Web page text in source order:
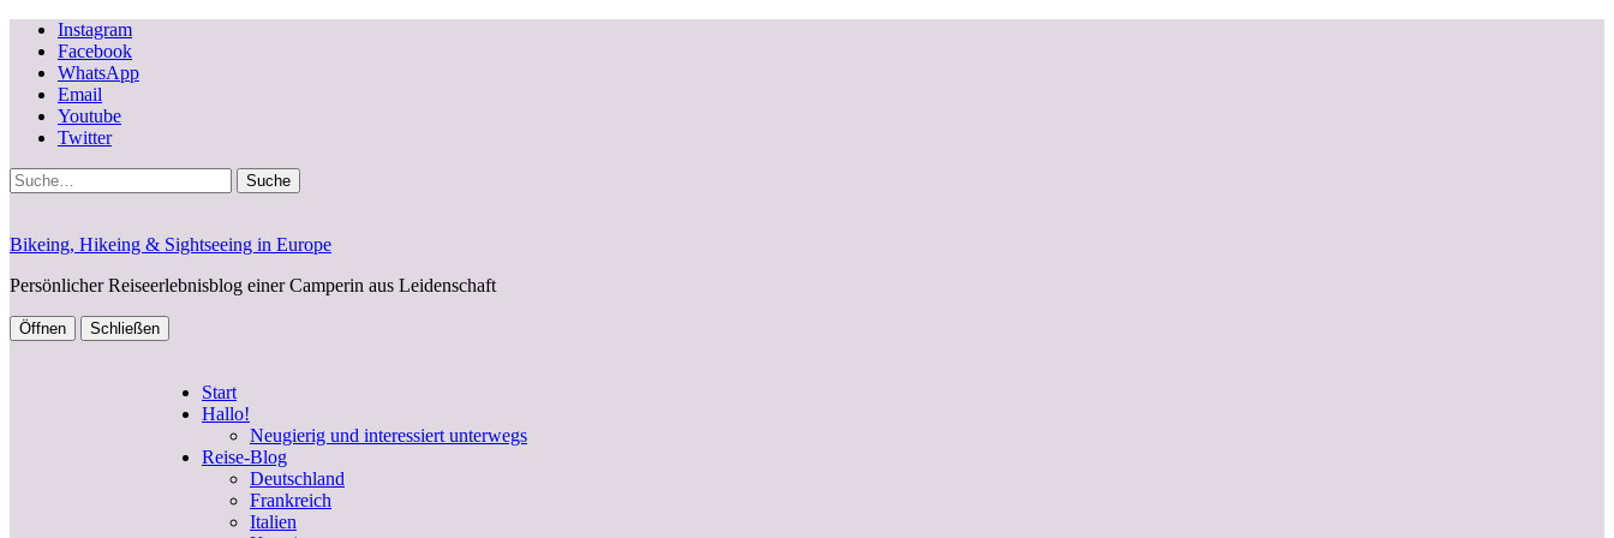
Instagram
Facebook
WhatsApp
Email
Youtube
Twitter
Suche
Bikeing, Hikeing & Sightseeing in Europe
Persönlicher Reiseerlebnisblog einer Camperin aus Leidenschaft
Öffnen Schließen
Start
Hallo!
Neugierig und interessiert unterwegs
Reise-Blog
Deutschland
Frankreich
Italien